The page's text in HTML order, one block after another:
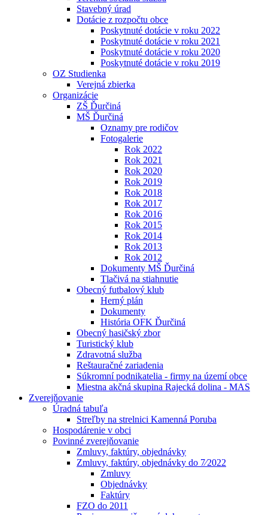
Stavebný úrad
Dotácie z rozpočtu obce
Poskytnuté dotácie v roku 2022
Poskytnuté dotácie v roku 2021
Poskytnuté dotácie v roku 2020
Poskytnuté dotácie v roku 2019
OZ Studienka
Verejná zbierka
Organizácie
ZŠ Ďurčiná
MŠ Ďurčiná
Oznamy pre rodičov
Fotogalerie
Rok 2022
Rok 2021
Rok 2020
Rok 2019
Rok 2018
Rok 2017
Rok 2016
Rok 2015
Rok 2014
Rok 2013
Rok 2012
Dokumenty MŠ Ďurčiná
Tlačivá na stiahnutie
Obecný futbalový klub
Herný plán
Dokumenty
História OFK Ďurčiná
Obecný hasičský zbor
Turistický klub
Zdravotná služba
Reštauračné zariadenia
Súkromní podnikatelia - firmy na území obce
Miestna akčná skupina Rajecká dolina - MAS
Zverejňovanie
Úradná tabuľa
Streľby na strelnici Kamenná Poruba
Hospodárenie v obci
Povinné zverejňovanie
Zmluvy, faktúry, objednávky
Zmluvy, faktúry, objednávky do 7⁄2022
Zmluvy
Objednávky
Faktúry
FZO do 2011